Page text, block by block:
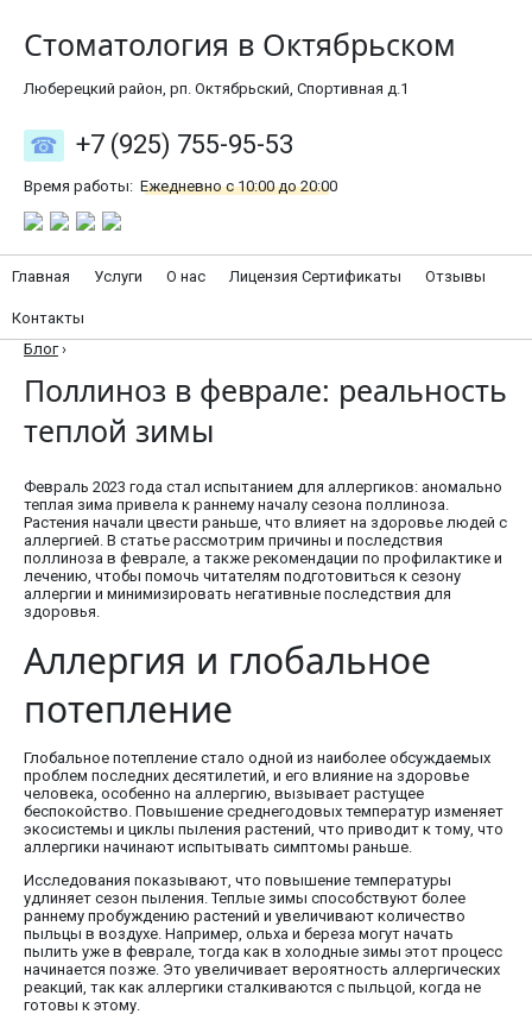
Стоматология в Октябрьском
Люберецкий район, рп. Октябрьский, Спортивная д.1
+7 (925) 755-95-53
Время работы: Ежедневно с 10:00 до 20:00
Главная Услуги О нас Лицензия Сертификаты Отзывы
Контакты
Блог ›
Поллиноз в феврале: реальность
теплой зимы
Февраль 2023 года стал испытанием для аллергиков: аномально
теплая зима привела к раннему началу сезона поллиноза.
Растения начали цвести раньше, что влияет на здоровье людей с
аллергией. В статье рассмотрим причины и последствия
поллиноза в феврале, а также рекомендации по профилактике и
лечению, чтобы помочь читателям подготовиться к сезону
аллергии и минимизировать негативные последствия для
здоровья.
Аллергия и глобальное
потепление
Глобальное потепление стало одной из наиболее обсуждаемых
проблем последних десятилетий, и его влияние на здоровье
человека, особенно на аллергию, вызывает растущее
беспокойство. Повышение среднегодовых температур изменяет
экосистемы и циклы пыления растений, что приводит к тому, что
аллергики начинают испытывать симптомы раньше.
Исследования показывают, что повышение температуры
удлиняет сезон пыления. Теплые зимы способствуют более
раннему пробуждению растений и увеличивают количество
пыльцы в воздухе. Например, ольха и береза могут начать
пылить уже в феврале, тогда как в холодные зимы этот процесс
начинается позже. Это увеличивает вероятность аллергических
реакций, так как аллергики сталкиваются с пыльцой, когда не
готовы к этому.